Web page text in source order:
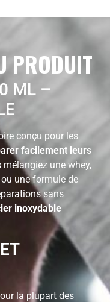
PRODUIT
ML –
conçu pour les
facilement leurs
mélangiez une whey,
une formule de
sans
inoxydable
la plupart des